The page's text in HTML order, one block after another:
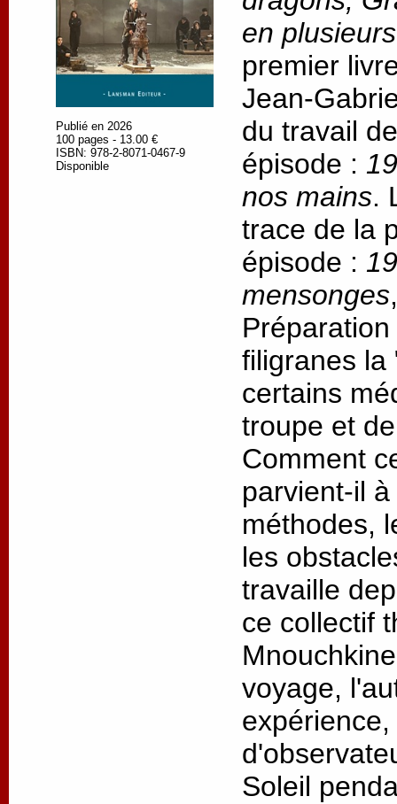
Publié en 2026
100 pages - 13.00 €
ISBN: 978-2-8071-0467-9
Disponible
en
premier
Jean-
du travail
épisode :
nos mains.
trace de la
épisode :
mensonges
filigranes la
certains
troupe et
Comment
parvient-il
méthodes,
les
travaille
ce collectif
voyage,
Soleil